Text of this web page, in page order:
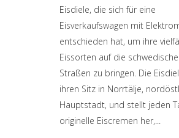
Eisdiele, die sich für eine
Eisverkaufswagen mit
entschieden hat, um ihre
Eissorten auf die
Straßen zu bringen. Die
ihren Sitz in Norrtälje,
Hauptstadt, und stellt jeden
originelle Eiscremen her,...